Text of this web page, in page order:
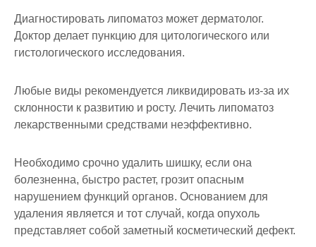
Диагностировать липоматоз может дерматолог.
Доктор делает пункцию для цитологического или
гистологического исследования.
Любые виды рекомендуется ликвидировать из-за их
склонности к развитию и росту. Лечить липоматоз
лекарственными средствами неэффективно.
Необходимо срочно удалить шишку, если она
болезненна, быстро растет, грозит опасным
нарушением функций органов. Основанием для
удаления является и тот случай, когда опухоль
представляет собой заметный косметический дефект.